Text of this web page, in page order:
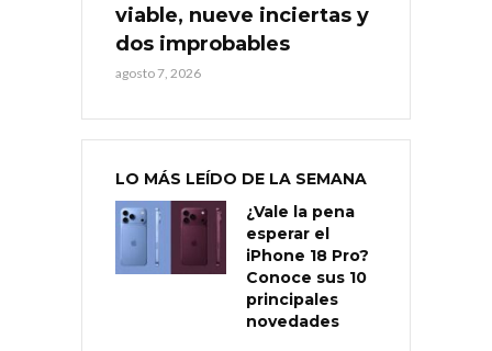
viable, nueve inciertas y
dos improbables
agosto 7, 2026
LO MÁS LEÍDO DE LA SEMANA
¿Vale la pena
esperar el
iPhone 18 Pro?
Conoce sus 10
principales
novedades